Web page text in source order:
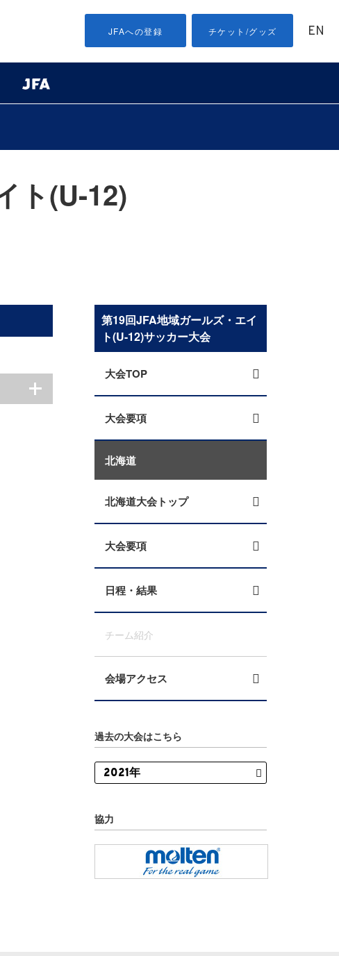
JFAへの登録 チケット/グッズ EN
ト(U-12)
第19回JFA地域ガールズ・エイ
ト(U-12)サッカー大会
大会TOP
大会要項
北海道
北海道大会トップ
大会要項
日程・結果
チーム紹介
会場アクセス
過去の大会はこちら
協力